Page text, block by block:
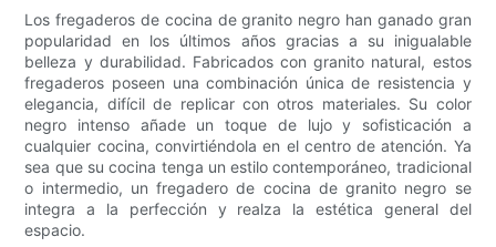
Los fregaderos de cocina de granito negro han ganado gran
popularidad en los últimos años gracias a su inigualable
belleza y durabilidad. Fabricados con granito natural, estos
fregaderos poseen una combinación única de resistencia y
elegancia, difícil de replicar con otros materiales. Su color
negro intenso añade un toque de lujo y sofisticación a
cualquier cocina, convirtiéndola en el centro de atención. Ya
sea que su cocina tenga un estilo contemporáneo, tradicional
o intermedio, un fregadero de cocina de granito negro se
integra a la perfección y realza la estética general del
espacio.